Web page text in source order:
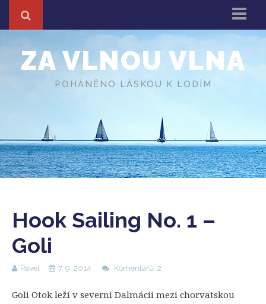
Z cest
About
ZA VLNOU VLNA
POHÁNĚNO LÁSKOU K LODÍM
Hook Sailing No. 1 –
Goli
Pavel 7. 9. 2014 Komentářů: 2
Goli Otok leží v severní Dalmácii mezi chorvatskou